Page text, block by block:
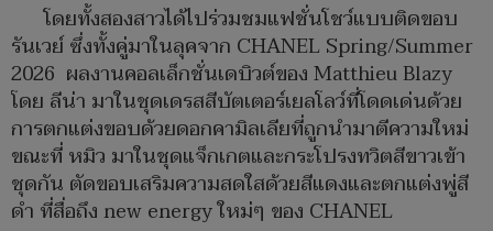
โดยทั้งสองสาวได้ไปร่วมชมแฟชั่นโชว์แบบติดขอบ
รันเวย์ ซึ่งทั้งคู่มาในลุคจาก CHANEL Spring/Summer
2026 ผลงานคอลเล็กชั่นเดบิวต์ของ Matthieu Blazy
โดย ลีน่า มาในชุดเดรสสีบัตเตอร์เยลโลว์ที่โดดเด่นด้วย
การตกแต่งขอบด้วยดอกคามิลเลียที่ถูกนำมาตีความใหม่
ขณะที่ หมิว มาในชุดแจ็กเกตและกระโปรงทวิตสีขาวเข้า
ชุดกัน ตัดขอบเสริมความสดใสด้วยสีแดงและตกแต่งพู่สี
ดำ ที่สื่อถึง new energy ใหม่ๆ ของ CHANEL